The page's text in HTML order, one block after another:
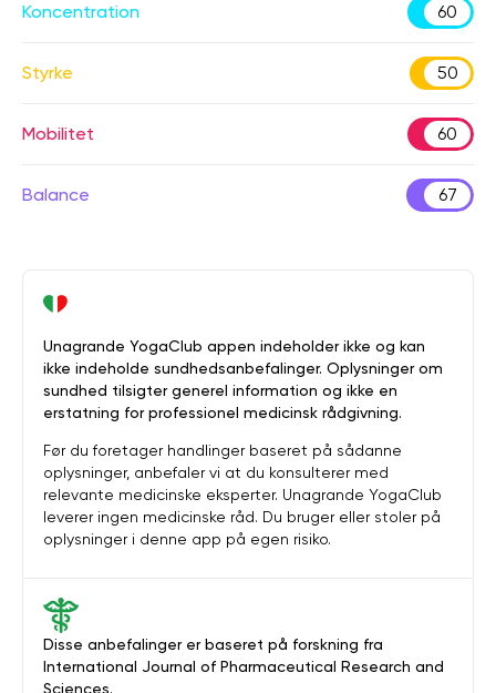
Koncentration 60
Styrke 50
Mobilitet 60
Balance 67
Disse anbefalinger er baseret på forskning fra
International Journal of Pharmaceutical Research and
Sciences.
Unagrande YogaClub appen indeholder ikke og kan
ikke indeholde sundhedsanbefalinger. Oplysninger om
sundhed tilsigter generel information og ikke en
erstatning for professionel medicinsk rådgivning.
Før du foretager handlinger baseret på sådanne
oplysninger, anbefaler vi at du konsulterer med
relevante medicinske eksperter. Unagrande YogaClub
leverer ingen medicinske råd. Du bruger eller stoler på
oplysninger i denne app på egen risiko.